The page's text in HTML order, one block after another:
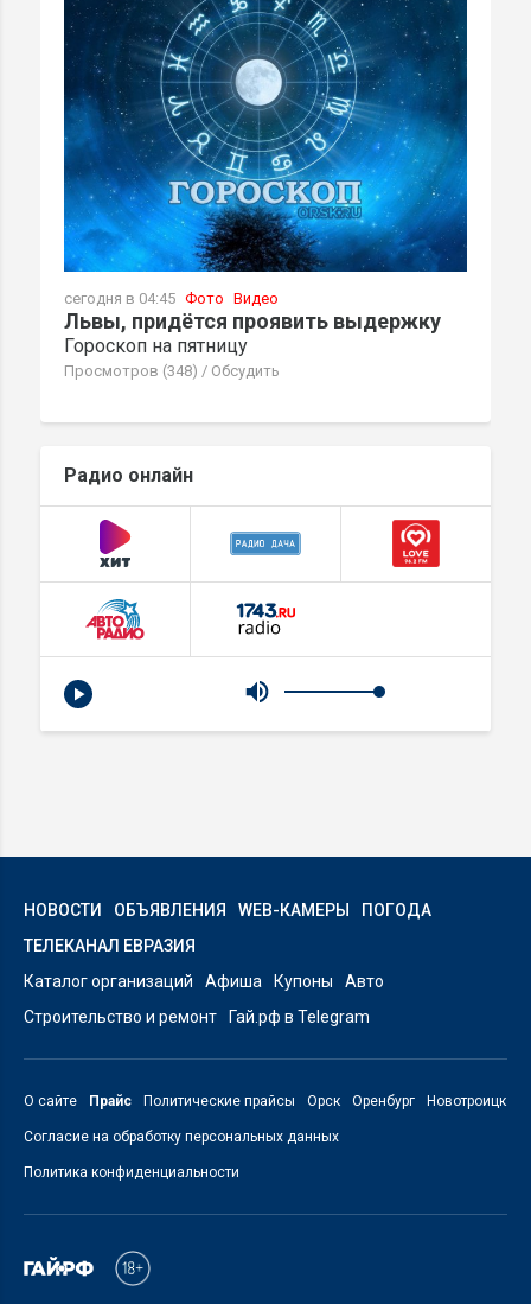
сегодня в 04:45 Фото Видео
Львы, придётся проявить выдержку
Гороскоп на пятницу
Просмотров (348) / Обсудить
Радио онлайн
НОВОСТИ ОБЪЯВЛЕНИЯ WEB-КАМЕРЫ
ПОГОДА
ТЕЛЕКАНАЛ ЕВРАЗИЯ
Каталог организаций
Афиша Купоны
Авто
Строительство и ремонт
Гай.рф в Telegram
О сайте Прайс Политические прайсы Орск Оренбург Новотроицк
Согласие на обработку персональных данных
Политика конфиденциальности